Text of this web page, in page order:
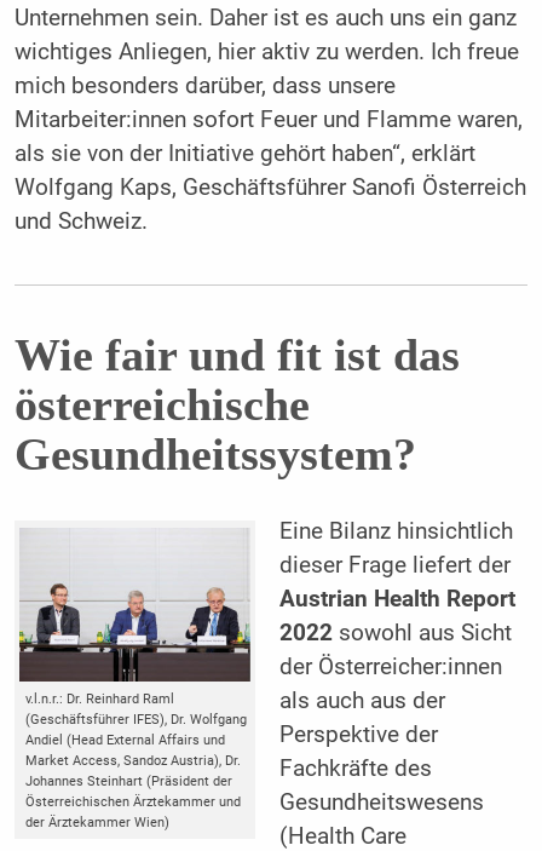
Unternehmen sein. Daher ist es auch uns ein ganz
wichtiges Anliegen, hier aktiv zu werden. Ich freue
mich besonders darüber, dass unsere
Mitarbeiter:innen sofort Feuer und Flamme waren,
als sie von der Initiative gehört haben“, erklärt
Wolfgang Kaps, Geschäftsführer Sanofi Österreich
und Schweiz.
Wie fair und fit ist das
österreichische
Gesundheitssystem?
v.l.n.r.: Dr. Reinhard Raml
(Geschäftsführer IFES), Dr. Wolfgang
Andiel (Head External Affairs und
Market Access, Sandoz Austria), Dr.
Johannes Steinhart (Präsident der
Österreichischen Ärztekammer und
der Ärztekammer Wien)
Eine Bilanz hinsichtlich
dieser Frage liefert der
Austrian Health Report
2022sowohl aus Sicht
der Österreicher:innen
als auch aus der
Perspektive der
Fachkräfte des
Gesundheitswesens
(Health Care